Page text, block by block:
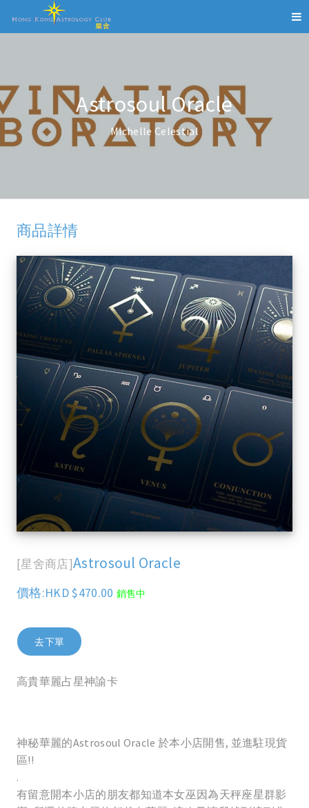
Astrosoul Oracle
Michelle Celestial
商品詳情
[星舍商店]Astrosoul Oracle
價格:HKD $470.00 銷售中
去下單
高貴華麗占星神諭卡
神秘華麗的Astrosoul Oracle 於本小店開售, 並進駐現貨
區!!
.
有留意開本小店的朋友都知道本女巫因為天秤座星群影